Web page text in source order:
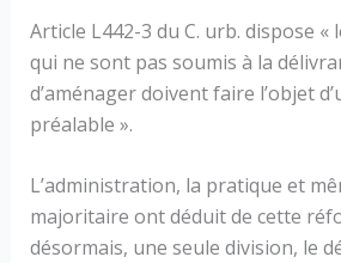
Article L442-3 du C. urb. dispose «
qui ne sont pas soumis à la
d’aménager doivent faire l’objet
préalable ».
L’administration, la pratique et
majoritaire ont déduit de cette
désormais, une seule division, le